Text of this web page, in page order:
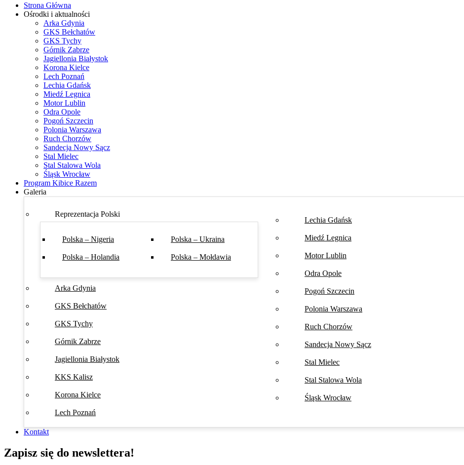
Strona Główna
Ośrodki i aktualności
Arka Gdynia
GKS Bełchatów
GKS Tychy
Górnik Zabrze
Jagiellonia Białystok
Korona Kielce
Lech Poznań
Lechia Gdańsk
Miedź Legnica
Motor Lublin
Odra Opole
Pogoń Szczecin
Polonia Warszawa
Ruch Chorzów
Sandecja Nowy Sącz
Stal Mielec
Stal Stalowa Wola
Śląsk Wrocław
Program Kibice Razem
Galeria
Reprezentacja Polski
Polska – Nigeria
Polska – Holandia
Polska – Ukraina
Polska – Mołdawia
Arka Gdynia
GKS Bełchatów
GKS Tychy
Górnik Zabrze
Jagiellonia Białystok
KKS Kalisz
Korona Kielce
Lech Poznań
Lechia Gdańsk
Miedź Legnica
Motor Lublin
Odra Opole
Pogoń Szczecin
Polonia Warszawa
Ruch Chorzów
Sandecja Nowy Sącz
Stal Mielec
Stal Stalowa Wola
Śląsk Wrocław
Kontakt
Zapisz się do newslettera!